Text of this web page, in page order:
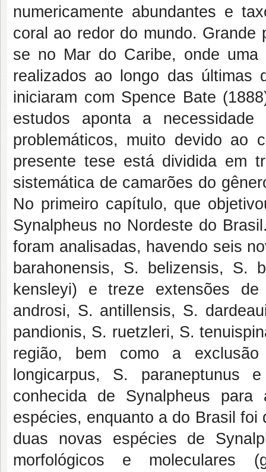
numericamente abundantes e
coral ao redor do mundo. Grande
se no Mar do Caribe, onde
realizados ao longo das últimas
iniciaram com Spence Bate
estudos aponta a
problemáticos, muito devido ao
presente tese está dividida em
sistemática de camarões do
No primeiro capítulo, que
Synalpheus no Nordeste do
foram analisadas, havendo seis
barahonensis, S. belizensis, S.
kensleyi) e treze extensões
androsi, S. antillensis, S.
pandionis, S. ruetzleri, S.
região, bem como a
longicarpus, S. paraneptunus
conhecida de Synalpheus
espécies, enquanto a do Brasil
duas novas espécies de
morfológicos e